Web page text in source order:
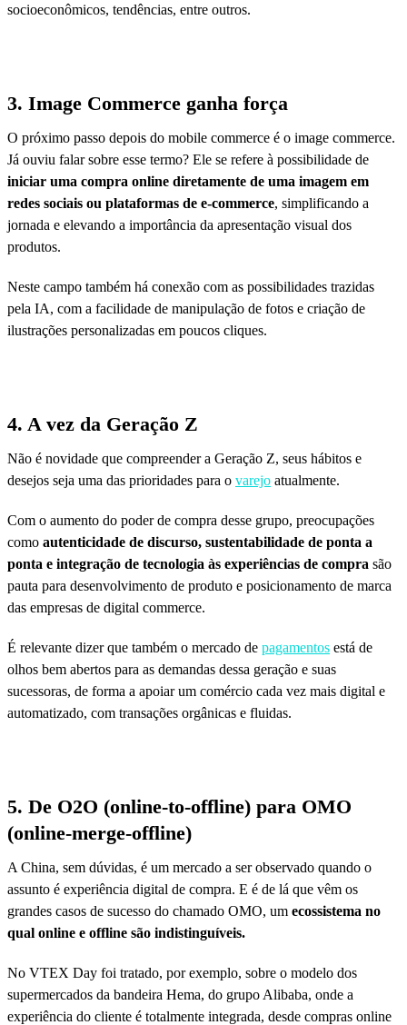
socioeconômicos, tendências, entre outros.
3. Image Commerce ganha força
O próximo passo depois do mobile commerce é o image commerce.
Já ouviu falar sobre esse termo? Ele se refere à possibilidade de
iniciar uma compra online diretamente de uma imagem em
redes sociais ou plataformas de e-commerce, simplificando a
jornada e elevando a importância da apresentação visual dos
produtos.
Neste campo também há conexão com as possibilidades trazidas
pela IA, com a facilidade de manipulação de fotos e criação de
ilustrações personalizadas em poucos cliques.
4. A vez da Geração Z
Não é novidade que compreender a Geração Z, seus hábitos e
desejos seja uma das prioridades para o varejo atualmente.
Com o aumento do poder de compra desse grupo, preocupações
como autenticidade de discurso, sustentabilidade de ponta a
ponta e integração de tecnologia às experiências de compra são
pauta para desenvolvimento de produto e posicionamento de marca
das empresas de digital commerce.
É relevante dizer que também o mercado de pagamentos está de
olhos bem abertos para as demandas dessa geração e suas
sucessoras, de forma a apoiar um comércio cada vez mais digital e
automatizado, com transações orgânicas e fluidas.
5. De O2O (online-to-offline) para OMO
(online-merge-offline)
A China, sem dúvidas, é um mercado a ser observado quando o
assunto é experiência digital de compra. E é de lá que vêm os
grandes casos de sucesso do chamado OMO, um ecossistema no
qual online e offline são indistinguíveis.
No VTEX Day foi tratado, por exemplo, sobre o modelo dos
supermercados da bandeira Hema, do grupo Alibaba, onde a
experiência do cliente é totalmente integrada, desde compras online